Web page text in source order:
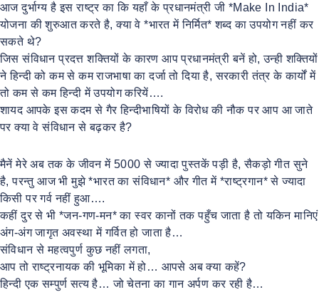
आज दुर्भाग्य है इस राष्ट्र का कि यहाँ के प्रधानमंत्री जी *Make In India*
योजना की शुरुआत करते है, क्या वे *भारत में निर्मित* शब्द का उपयोग नहीं कर
सकते थे?
जिस संविधान प्रदत्त शक्तियों के कारण आप प्रधानमंत्री बनें हो, उन्ही शक्तियों
ने हिन्दी को कम से कम राजभाषा का दर्जा तो दिया है, सरकारी तंत्र के कार्यों में
तो कम से कम हिन्दी में उपयोग करियें….
शायद आपके इस कदम से गैर हिन्दीभाषियों के विरोध की नौक पर आप आ जाते
पर क्या वे संविधान से बढ़कर है?
मैनें मेरे अब तक के जीवन में 5000 से ज्यादा पुस्तकें पड़ी है, सैकड़ो गीत सुने
है, परन्तु आज भी मुझे *भारत का संविधान* और गीत में *राष्ट्रगान* से ज्यादा
किसी पर गर्व नहीं हुआ….
कहीं दुर से भी *जन-गण-मन* का स्वर कानों तक पहुँच जाता है तो यकिन मानिएं
अंग-अंग जागृत अवस्था में गर्वित हो जाता है…
संविधान से महत्वपुर्ण कुछ नहीं लगता,
आप तो राष्ट्रनायक की भूमिका में हो… आपसे अब क्या कहें?
हिन्दी एक सम्पुर्ण सत्य है… जो चेतना का गान अर्पण कर रही है…